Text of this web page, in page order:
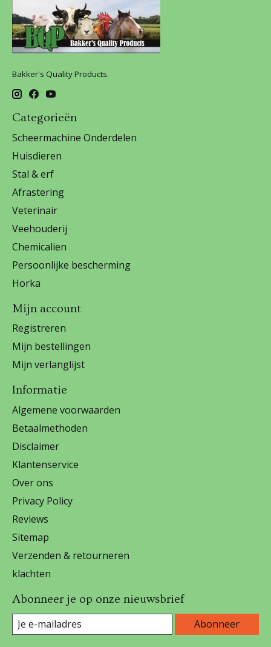
Bakker's Quality Products.
Categorieën
Scheermachine Onderdelen
Huisdieren
Stal & erf
Afrastering
Veterinair
Veehouderij
Chemicalien
Persoonlijke bescherming
Horka
Mijn account
Registreren
Mijn bestellingen
Mijn verlanglijst
Informatie
Algemene voorwaarden
Betaalmethoden
Disclaimer
Klantenservice
Over ons
Privacy Policy
Reviews
Sitemap
Verzenden & retourneren
klachten
Abonneer je op onze nieuwsbrief
Abonneer